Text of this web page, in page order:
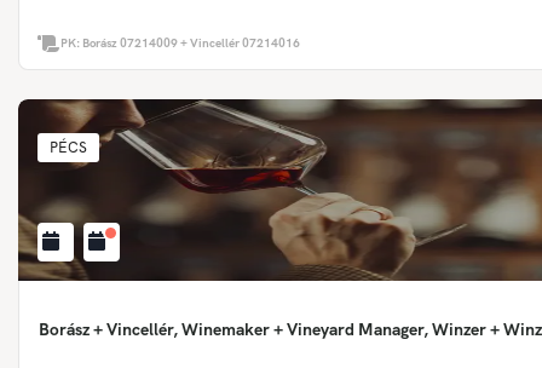
PK: Borász 07214009 + Vincellér 07214016
PÉCS
Borász + Vincellér, Winemaker + Vineyard Manager, Winzer +